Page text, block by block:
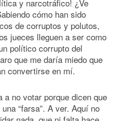
y narcotráfico! ¿Ve
cómo han sido
de corruptos y polutos,
jueces lleguen a ser como
político corrupto del
que me daría miedo que
convertirse en mí.
a no votar porque dicen que
“farsa”. A ver. Aquí no